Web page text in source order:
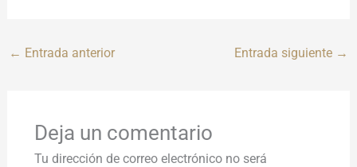
← Entrada anterior Entrada siguiente →
Deja un comentario
Tu dirección de correo electrónico no será